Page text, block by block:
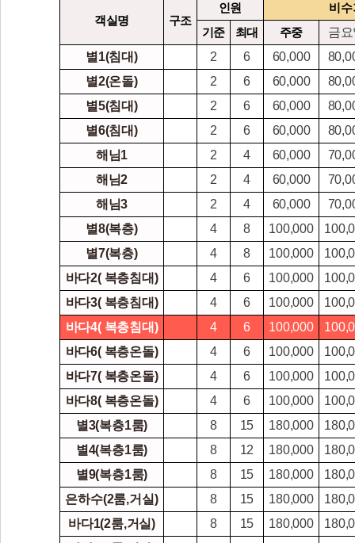
객실명 구조
인원
비수
기준
최대 주중
금
별1(침대)
2 6 60,000
별2(온돌)
2 6 60,000
별5(침대)
2 6 60,000
별6(침대)
2 6 60,000
해님1
2 4 60,000
해님2
2 4 60,000
해님3
2 4 60,000
별8(복층)
4 8 100,000
별7(복층)
4 8 100,000
바다2( 복층침대)
4 6 100,000
바다3( 복층침대)
4 6 100,000
바다4( 복층침대)
4 6 100,000
바다6( 복층온돌)
4 6 100,000
바다7( 복층온돌)
4 6 100,000
바다8( 복층온돌)
4 6 100,000
별3(복층1룸)
8 15 180,000
별4(복층1룸)
8 12 180,000
별9(복층1룸)
8 15 180,000
은하수(2룸,거실)
8 15 180,000
바다1(2룸,거실)
8 15 180,000